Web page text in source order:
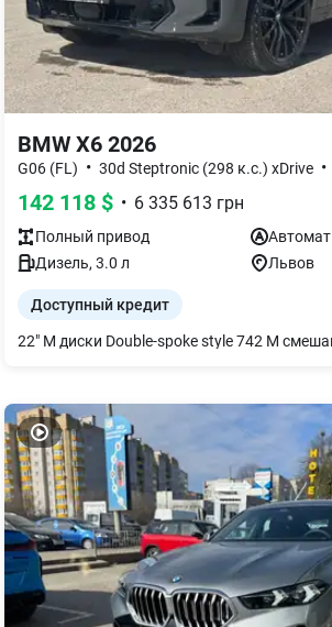
BMW X6 2026
G06 (FL) • 30d Steptronic (298 к.с.) xDrive •
142 118 $ • 6 335 613 грн
Полный привод
Автомат
Дизель, 3.0 л Львов
Доступный кредит